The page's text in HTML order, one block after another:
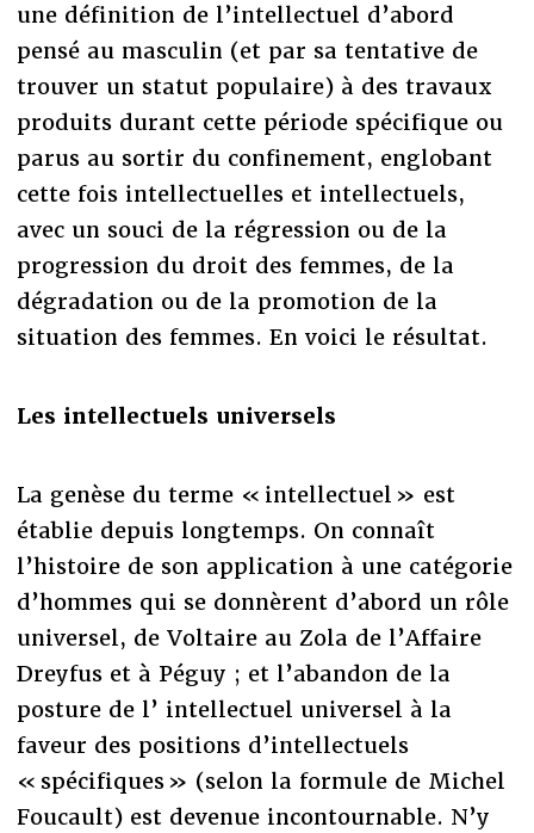
une définition de l’intellectuel d’abord
pensé au masculin (et par sa tentative de
trouver un statut populaire) à des travaux
produits durant cette période spécifique ou
parus au sortir du confinement, englobant
cette fois intellectuelles et intellectuels,
avec un souci de la régression ou de la
progression du droit des femmes, de la
dégradation ou de la promotion de la
situation des femmes. En voici le résultat.
Les intellectuels universels
La genèse du terme « intellectuel » est
établie depuis longtemps. On connaît
l’histoire de son application à une catégorie
d’hommes qui se donnèrent d’abord un rôle
universel, de Voltaire au Zola de l’Affaire
Dreyfus et à Péguy ; et l’abandon de la
posture de l’ intellectuel universel à la
faveur des positions d’intellectuels
« spécifiques » (selon la formule de Michel
Foucault) est devenue incontournable. N’y